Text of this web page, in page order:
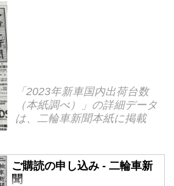
「2023年新車国内出荷台数
（本紙調べ）」の詳細データ
は、二輪車新聞本紙に掲載
ご購読の申し込み - 二輪車新
聞